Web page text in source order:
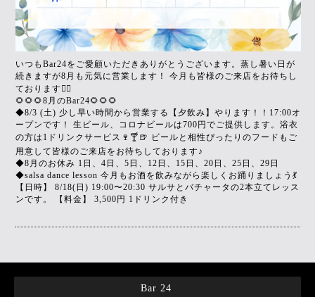
いつもBar24をご愛顧いただきありがとうございます。蒸し暑い日が
続きますが8月も元気に営業します！ 今月も皆様のご来店をお待ちし
ております🙇‍♀️
🌻🌻🌻8月のBar24🌻🌻🌻
◆8/3 (土) 少し早い時間から営業する【夕飲み】やります！！17:00オ
ープンです！ 生ビール、コロナビールは700円でご提供します。浴衣
の方は1ドリンクサービス🍷🍸🍺 ビールと相性ぴったりのフードもご
用意して皆様のご来店をお待ちしております♪
◆8月のお休み 1日、4日、5日、12日、15日、20日、25日、29日
◆salsa dance lesson 今月もお酒を飲みながら楽しくお踊りましょう💃
【日時】 8/18(日) 19:00〜20:30 サルサとバチャータの2本立てレッス
ンです。 【料金】 3,500円 1ドリンク付き
Bar 24